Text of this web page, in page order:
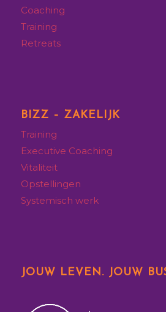
Coaching
Training
Retreats
BIZZ – ZAKELIJK
Training
Executive Coaching
Vitaliteit
Opstellingen
Systemisch werk
JOUW LEVEN. JOUW